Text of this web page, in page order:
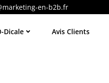
en-b2b.fr
Dicale Avis Clients